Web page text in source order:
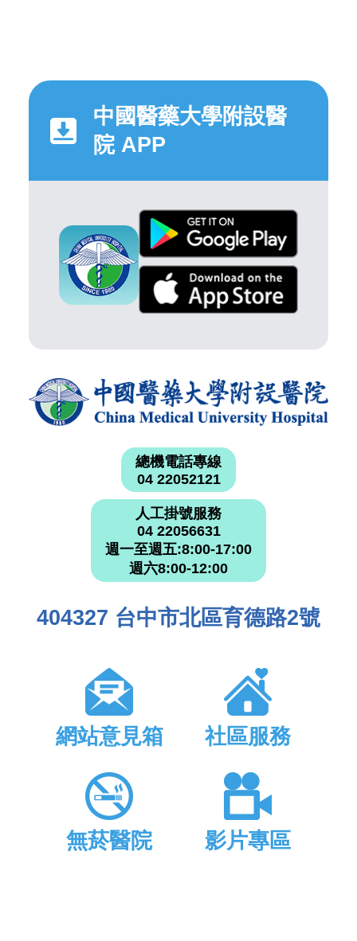
中國醫藥大學附設醫
院 APP
總機電話專線
04 22052121
人工掛號服務
04 22056631
週一至週五:8:00-17:00
週六8:00-12:00
404327 台中市北區育德路2號
網站意見箱 社區服務
無菸醫院 影片專區